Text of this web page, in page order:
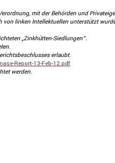
mit der Behörden und
von linken Intel­lek­tu­ellen unter­stützt
„Zinkhütten-Siedlungen“.
erlaubt.
​R​e​p​o​r​t​-​1​3​-​F​e​b​-​1​2​.​pdf
werden.